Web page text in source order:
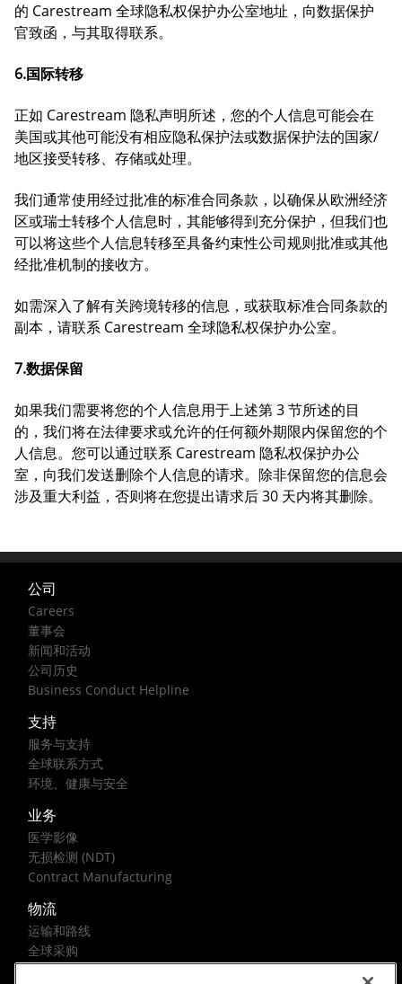
的 Carestream 全球隐私权保护办公室地址，向数据保护
官致函，与其取得联系。
6.国际转移
正如 Carestream 隐私声明所述，您的个人信息可能会在
美国或其他可能没有相应隐私保护法或数据保护法的国家/
地区接受转移、存储或处理。
我们通常使用经过批准的标准合同条款，以确保从欧洲经济
区或瑞士转移个人信息时，其能够得到充分保护，但我们也
可以将这些个人信息转移至具备约束性公司规则批准或其他
经批准机制的接收方。
如需深入了解有关跨境转移的信息，或获取标准合同条款的
副本，请联系 Carestream 全球隐私权保护办公室。
7.数据保留
如果我们需要将您的个人信息用于上述第 3 节所述的目
的，我们将在法律要求或允许的任何额外期限内保留您的个
人信息。您可以通过联系 Carestream 隐私权保护办公
室，向我们发送删除个人信息的请求。除非保留您的信息会
涉及重大利益，否则将在您提出请求后 30 天内将其删除。
公司
Careers
董事会
新闻和活动
公司历史
Business Conduct Helpline
支持
服务与支持
全球联系方式
环境、健康与安全
业务
医学影像
无损检测 (NDT)
Contract Manufacturing
物流
运输和路线
全球采购
联邦政府解决方案